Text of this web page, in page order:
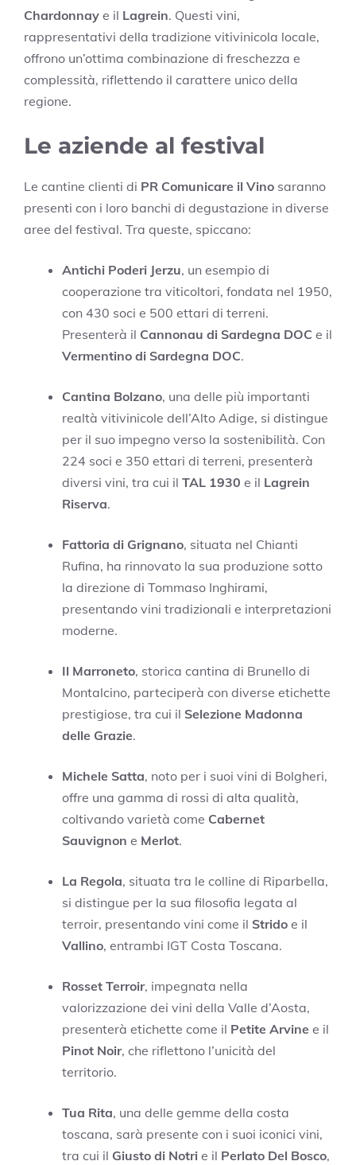
Chardonnay e il Lagrein. Questi vini,
rappresentativi della tradizione vitivinicola locale,
offrono un’ottima combinazione di freschezza e
complessità, riflettendo il carattere unico della
regione.
Le aziende al festival
Le cantine clienti di PR Comunicare il Vino saranno
presenti con i loro banchi di degustazione in diverse
aree del festival. Tra queste, spiccano:
Antichi Poderi Jerzu, un esempio di
cooperazione tra viticoltori, fondata nel 1950,
con 430 soci e 500 ettari di terreni.
Presenterà il Cannonau di Sardegna DOC e il
Vermentino di Sardegna DOC.
Cantina Bolzano, una delle più importanti
realtà vitivinicole dell’Alto Adige, si distingue
per il suo impegno verso la sostenibilità. Con
224 soci e 350 ettari di terreni, presenterà
diversi vini, tra cui il TAL 1930 e il Lagrein
Riserva.
Fattoria di Grignano, situata nel Chianti
Rufina, ha rinnovato la sua produzione sotto
la direzione di Tommaso Inghirami,
presentando vini tradizionali e interpretazioni
moderne.
Il Marroneto, storica cantina di Brunello di
Montalcino, parteciperà con diverse etichette
prestigiose, tra cui il Selezione Madonna
delle Grazie.
Michele Satta, noto per i suoi vini di Bolgheri,
offre una gamma di rossi di alta qualità,
coltivando varietà come Cabernet
Sauvignon e Merlot.
La Regola, situata tra le colline di Riparbella,
si distingue per la sua filosofia legata al
terroir, presentando vini come il Strido e il
Vallino, entrambi IGT Costa Toscana.
Rosset Terroir, impegnata nella
valorizzazione dei vini della Valle d’Aosta,
presenterà etichette come il Petite Arvine e il
Pinot Noir, che riflettono l’unicità del
territorio.
Tua Rita, una delle gemme della costa
toscana, sarà presente con i suoi iconici vini,
tra cui il Giusto di Notri e il Perlato Del Bosco,